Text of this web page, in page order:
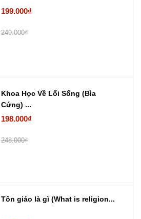
199.000₫
249.000₫
Khoa Học Về Lối Sống (Bìa
Cứng) ...
198.000₫
248.000₫
Tôn giáo là gì (What is religion...